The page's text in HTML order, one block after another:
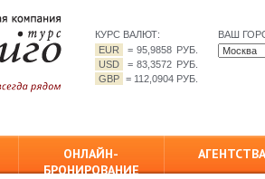
КУРС ВАЛЮТ:
EUR
=95,9858 РУБ.
USD
=83,3572 РУБ.
GBP = 112,0904 РУБ.
ВАШ
ОНЛАЙН-
БРОНИРОВАНИЕ